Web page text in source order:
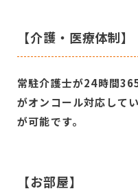
【介護・医療体制】
常駐介護士が24時間
がオンコール対応して
が可能です。
【お部屋】